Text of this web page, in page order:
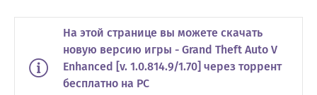
На этой странице вы можете скачать
новую версию игры - Grand Theft Auto V
Enhanced [v. 1.0.814.9/1.70] через торрент
бесплатно на PC